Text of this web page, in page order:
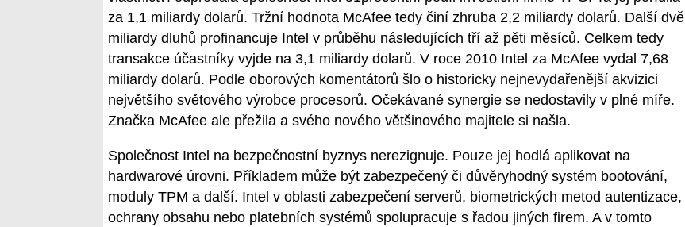
za 1,1 miliardy dolarů. Tržní hodnota McAfee tedy činí zhruba 2,2 miliardy dolarů. Další dvě
miliardy dluhů profinancuje Intel v průběhu následujících tří až pěti měsíců. Celkem tedy
transakce účastníky vyjde na 3,1 miliardy dolarů. V roce 2010 Intel za McAfee vydal 7,68
miliardy dolarů. Podle oborových komentátorů šlo o historicky nejnevydařenější akvizici
největšího světového výrobce procesorů. Očekávané synergie se nedostavily v plné míře.
Značka McAfee ale přežila a svého nového většinového majitele si našla.
Společnost Intel na bezpečnostní byznys nerezignuje. Pouze jej hodlá aplikovat na
hardwarové úrovni. Příkladem může být zabezpečený či důvěryhodný systém bootování,
moduly TPM a další. Intel v oblasti zabezpečení serverů, biometrických metod autentizace,
ochrany obsahu nebo platebních systémů spolupracuje s řadou jiných firem. A v tomto